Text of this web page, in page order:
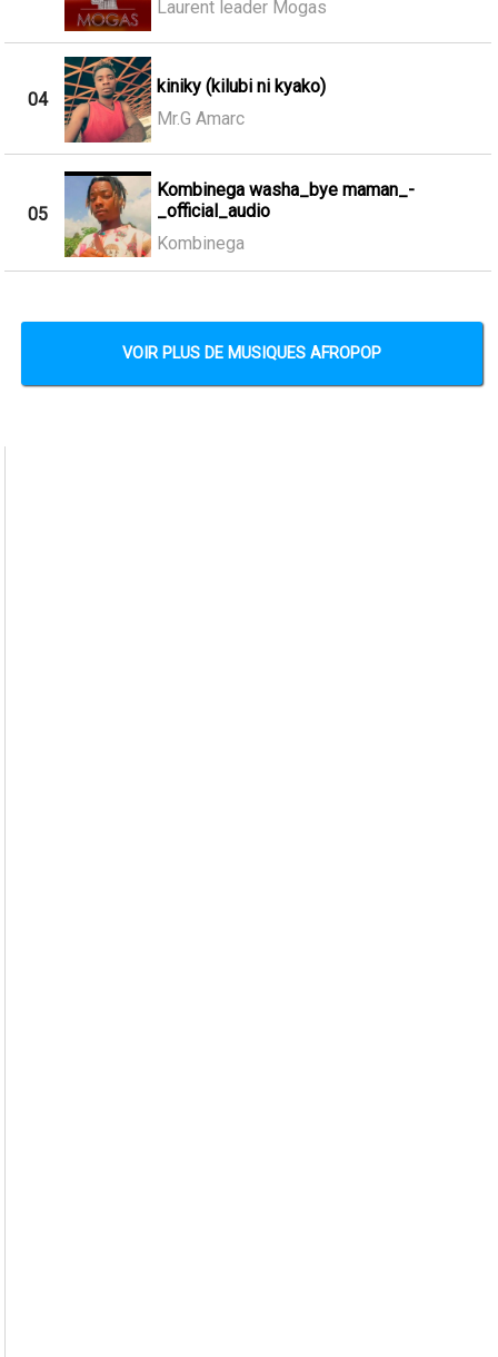
Laurent leader Mogas
04
kiniky (kilubi ni kyako)
Mr.G Amarc
05
Kombinega washa_bye maman_-
_official_audio
Kombinega
VOIR PLUS DE MUSIQUES AFROPOP